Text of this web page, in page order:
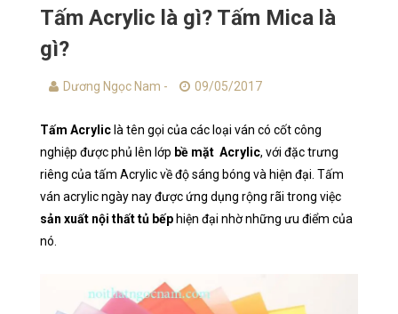
Tấm Acrylic là gì? Tấm Mica là
gì?
Dương Ngọc Nam - 09/05/2017
Tấm Acrylic là tên gọi của các loại ván có cốt công
nghiệp được phủ lên lớp bề mặt Acrylic, với đặc trưng
riêng của tấm Acrylic về độ sáng bóng và hiện đại. Tấm
ván acrylic ngày nay được ứng dụng rộng rãi trong việc
sản xuất nội thất tủ bếp hiện đại nhờ những ưu điểm của
nó.